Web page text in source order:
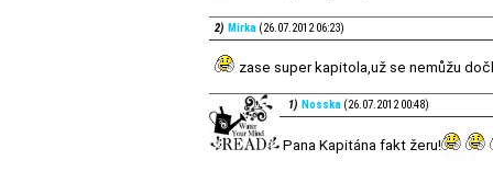
2) Mirka (26.07.2012 06:23)
zase super kapitola,už se nemůžu
1) Nosska (26.07.2012 00:48)
Pana Kapitána fakt žeru!